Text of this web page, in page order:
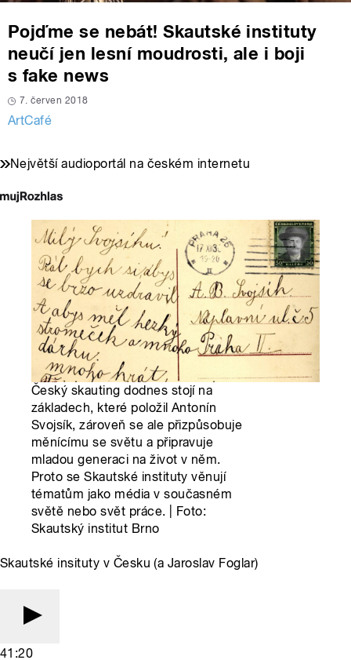
Pojďme se nebát! Skautské instituty
neučí jen lesní moudrosti, ale i boji
s fake news
7. červen 2018
ArtCafé
Největší audioportál na českém internetu
Český skauting dodnes stojí na
základech, které položil Antonín
Svojsík, zároveň se ale přizpůsobuje
měnícímu se světu a připravuje
mladou generaci na život v něm.
Proto se Skautské instituty věnují
tématům jako média v současném
světě nebo svět práce. | Foto:
Skautský institut Brno
Skautské insituty v Česku (a Jaroslav Foglar)
41:20